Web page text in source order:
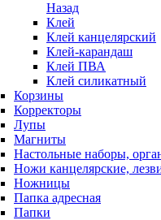
Назад
Клей
Клей канцелярский
Клей-карандаш
Клей ПВА
Клей силикатный
Корзины
Корректоры
Лупы
Магниты
Настольные наборы,
Ножи канцелярские,
Ножницы
Папка адресная
Папки